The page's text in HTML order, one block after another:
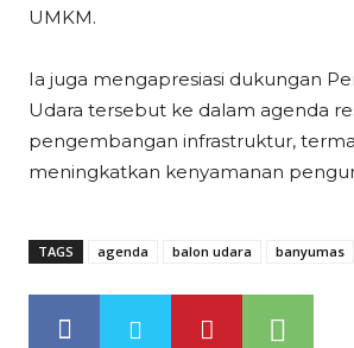
UMKM.
Ia juga mengapresiasi dukungan
Udara tersebut ke dalam agenda
pengembangan infrastruktur,
meningkatkan kenyamanan
TAGS agenda balon udara banyumas